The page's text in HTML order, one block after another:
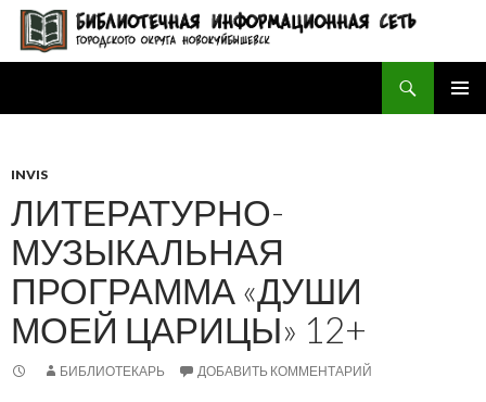
БИБЛИОТЕЧНАЯ ИНФОРМАЦИОННАЯ СЕТЬ городского округа Новокуйбышевск
INVIS
ЛИТЕРАТУРНО-
МУЗЫКАЛЬНАЯ
ПРОГРАММА «ДУШИ
МОЕЙ ЦАРИЦЫ» 12+
БИБЛИОТЕКАРЬ ДОБАВИТЬ КОММЕНТАРИЙ